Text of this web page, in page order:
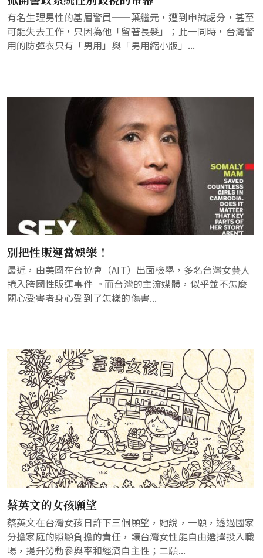
有名生理男性的基層警員──葉繼元，遭到申誡處分，甚至
可能失去工作，只因為他「留著長髮」；此一同時，台灣警
用的防彈衣只有「男用」與「男用縮小版」...
別把性販運當娛樂！
最近，由美國在台協會（AIT）出面檢舉，多名台灣女藝人
捲入跨國性販運事件 。而台灣的主流媒體，似乎並不怎麼
關心受害者身心受到了怎樣的傷害...
蔡英文的女孩願望
蔡英文在台灣女孩日許下三個願望，她說，一願，透過國家
分擔家庭的照顧負擔的責任，讓台灣女性能自由選擇投入職
場，提升勞動參與率和經濟自主性；二願...